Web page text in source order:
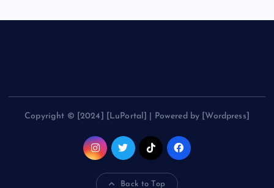
Copyright © [2024] [LuPortal] | Powered by [Wordpress]
Back to Top